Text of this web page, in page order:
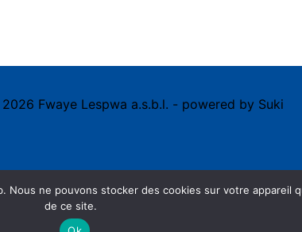
Fwaye Lespwa a.s.b.l. - powered by Suki
ne pouvons stocker des cookies sur votre appareil
de ce site.